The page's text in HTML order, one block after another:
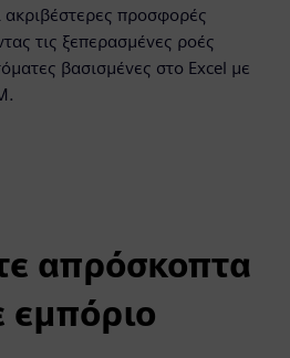
ακριβέστερες προσφορές
τις ξεπερασμένες ροές
βασισμένες στο Excel με
απρόσκοπτα
εμπόριο